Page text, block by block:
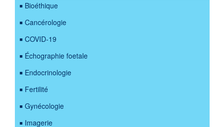
Bioéthique
Cancérologie
COVID-19
Échographie foetale
Endocrinologie
Fertilité
Gynécologie
Imagerie